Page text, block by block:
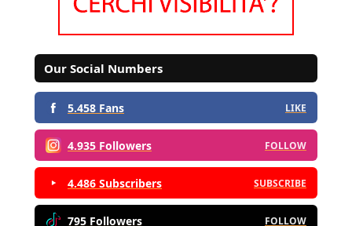
Our Social Numbers
5.458 Fans LIKE
4.935 Followers FOLLOW
4.486 Subscribers SUBSCRIBE
795 Followers FOLLOW